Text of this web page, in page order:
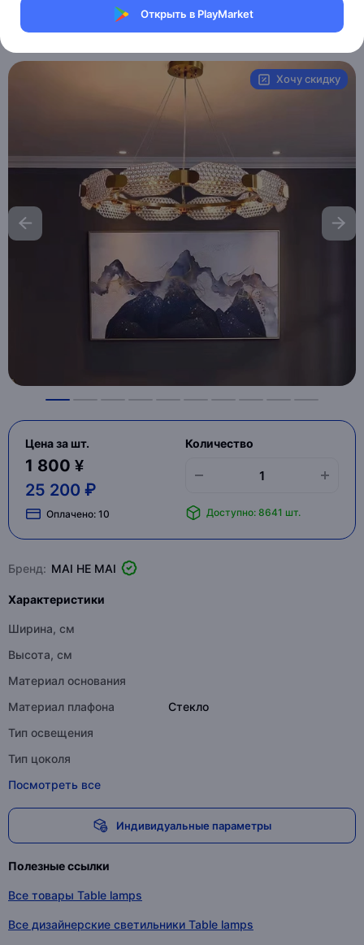
Открыть в PlayMarket
Магазин Table lamps
Артикул:MXM3795619694
Хочу скидку
Цена за шт.
1 800 ¥
25 200 ₽
Оплачено: 10
Количество
Доступно: 8641 шт.
Бренд: MAI HE MAI
Характеристики
Ширина, см
Высота, см
Материал основания
Материал плафона
Стекло
Тип освещения
Тип цоколя
Посмотреть все
Индивидуальные параметры
Полезные ссылки
Все товары Table lamps
Все дизайнерские светильники Table lamps